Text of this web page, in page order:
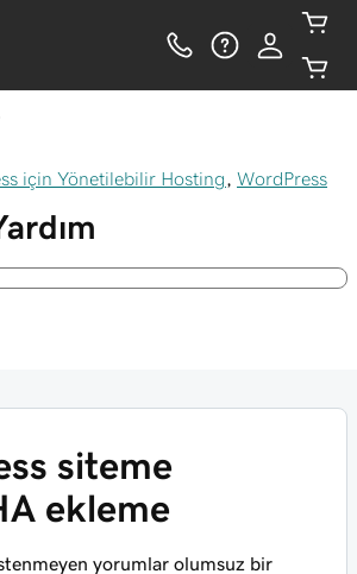
için Yönetilebilir Hosting WordPress
siteme
ekleme
yorumlar olumsuz bir